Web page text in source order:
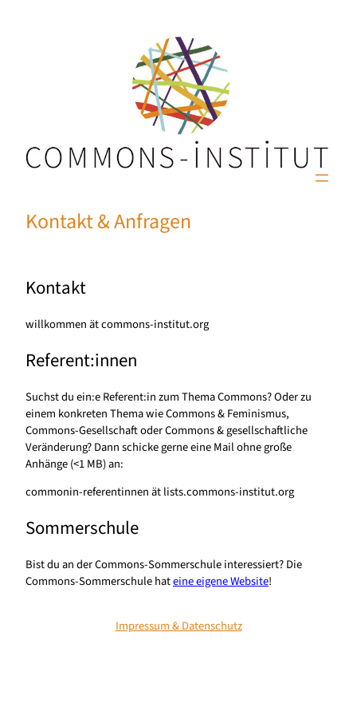
Kontakt & Anfragen
Kontakt
willkommen ät commons-institut.org
Referent:innen
Suchst du ein:e Referent:in zum Thema Commons? Oder zu
einem konkreten Thema wie Commons & Feminismus,
Commons-Gesellschaft oder Commons & gesellschaftliche
Veränderung? Dann schicke gerne eine Mail ohne große
Anhänge (<1 MB) an:
commonin-referentinnen ät lists.commons-institut.org
Sommerschule
Bist du an der Commons-Sommerschule interessiert? Die
Commons-Sommerschule hateine eigene Website!
Impressum & Datenschutz